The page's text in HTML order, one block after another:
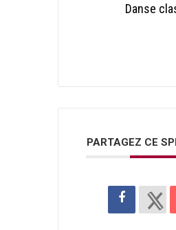
Danse
PARTAGEZ CE